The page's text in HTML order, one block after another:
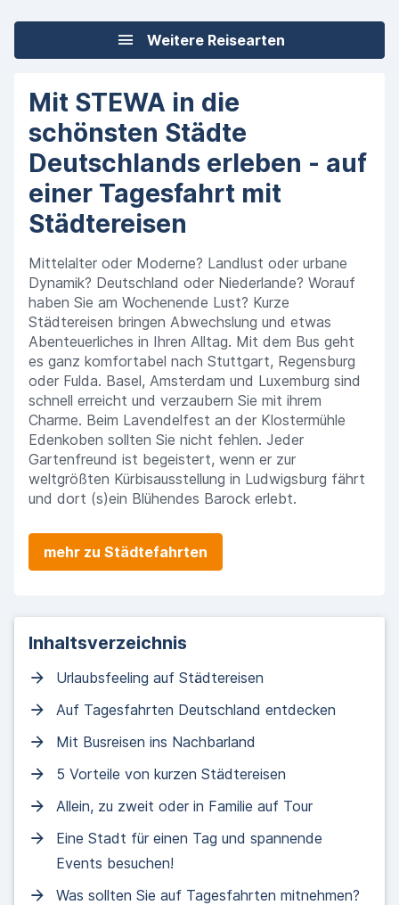
Weitere Reisearten
Mit STEWA in die
schönsten Städte
Deutschlands erleben - auf
einer Tagesfahrt mit
Städtereisen
Mittelalter oder Moderne? Landlust oder urbane
Dynamik? Deutschland oder Niederlande? Worauf
haben Sie am Wochenende Lust? Kurze
Städtereisen bringen Abwechslung und etwas
Abenteuerliches in Ihren Alltag. Mit dem Bus geht
es ganz komfortabel nach Stuttgart, Regensburg
oder Fulda. Basel, Amsterdam und Luxemburg sind
schnell erreicht und verzaubern Sie mit ihrem
Charme. Beim Lavendelfest an der Klostermühle
Edenkoben sollten Sie nicht fehlen. Jeder
Gartenfreund ist begeistert, wenn er zur
weltgrößten Kürbisausstellung in Ludwigsburg fährt
und dort (s)ein Blühendes Barock erlebt.
mehr zu Städtefahrten
Inhaltsverzeichnis
Urlaubsfeeling auf Städtereisen
Auf Tagesfahrten Deutschland entdecken
Mit Busreisen ins Nachbarland
5 Vorteile von kurzen Städtereisen
Allein, zu zweit oder in Familie auf Tour
Eine Stadt für einen Tag und spannende
Events besuchen!
Was sollten Sie auf Tagesfahrten mitnehmen?